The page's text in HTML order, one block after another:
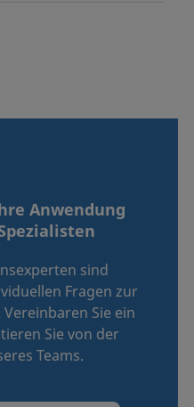
Anwendung
sind
Fragen zur
Sie ein
Sie von der
Teams.